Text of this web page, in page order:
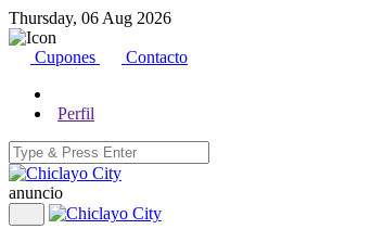
Thursday, 06 Aug 2026
Cupones Contacto
Perfil
anuncio